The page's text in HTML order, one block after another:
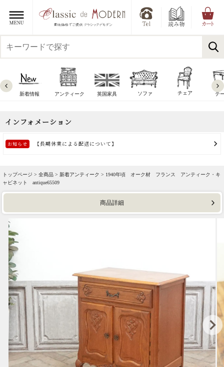
新着情報 アンティーク 英国家具 ソファ チェア テ
トップページ > 全商品 > 新着アンティーク > 1940年頃 オーク材 フランス アンティーク・キ
ャビネット antique65509
商品詳細